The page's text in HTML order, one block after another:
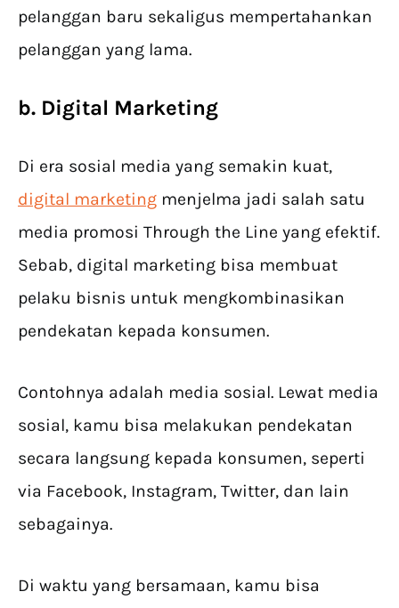
pelanggan baru sekaligus mempertahankan
pelanggan yang lama.
b. Digital Marketing
Di era sosial media yang semakin kuat,
digital marketing menjelma jadi salah satu
media promosi Through the Line yang efektif.
Sebab, digital marketing bisa membuat
pelaku bisnis untuk mengkombinasikan
pendekatan kepada konsumen.
Contohnya adalah media sosial. Lewat media
sosial, kamu bisa melakukan pendekatan
secara langsung kepada konsumen, seperti
via Facebook, Instagram, Twitter, dan lain
sebagainya.
Di waktu yang bersamaan, kamu bisa